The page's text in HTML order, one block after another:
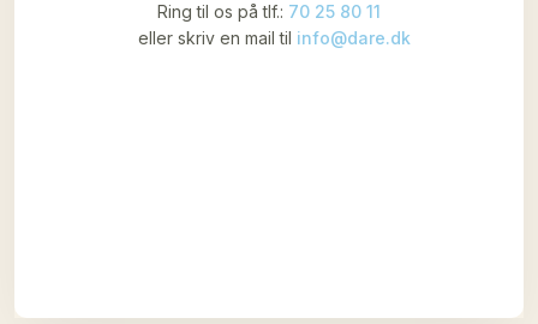
Ring til os på tlf.: 70 25 80 11
​eller skriv en mail til info@dare.dk